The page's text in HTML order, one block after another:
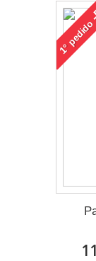
1°
pedido